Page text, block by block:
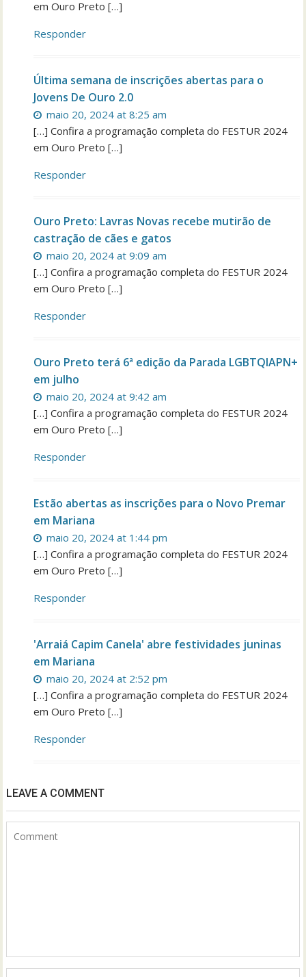
em Ouro Preto […]
Responder
Última semana de inscrições abertas para o
Jovens De Ouro 2.0
maio 20, 2024 at 8:25 am
[…] Confira a programação completa do FESTUR 2024
em Ouro Preto […]
Responder
Ouro Preto: Lavras Novas recebe mutirão de
castração de cães e gatos
maio 20, 2024 at 9:09 am
[…] Confira a programação completa do FESTUR 2024
em Ouro Preto […]
Responder
Ouro Preto terá 6ª edição da Parada LGBTQIAPN+
em julho
maio 20, 2024 at 9:42 am
[…] Confira a programação completa do FESTUR 2024
em Ouro Preto […]
Responder
Estão abertas as inscrições para o Novo Premar
em Mariana
maio 20, 2024 at 1:44 pm
[…] Confira a programação completa do FESTUR 2024
em Ouro Preto […]
Responder
'Arraiá Capim Canela' abre festividades juninas
em Mariana
maio 20, 2024 at 2:52 pm
[…] Confira a programação completa do FESTUR 2024
em Ouro Preto […]
Responder
LEAVE A COMMENT